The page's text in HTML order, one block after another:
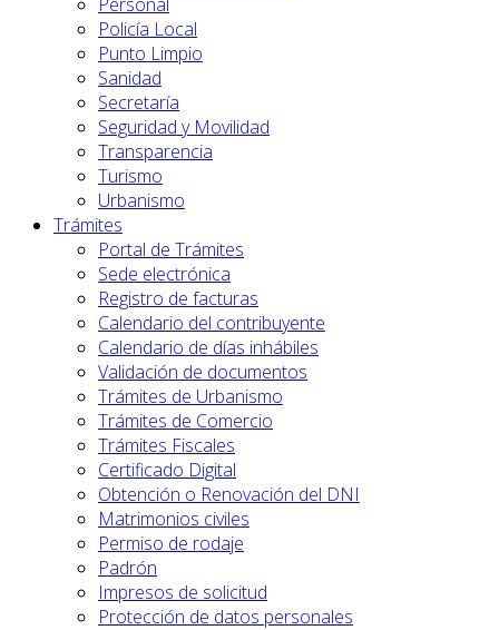
Policía Local
Punto Limpio
Sanidad
Secretaría
Seguridad y Movilidad
Transparencia
Turismo
Urbanismo
Trámites
Portal de Trámites
Sede electrónica
Registro de facturas
Calendario del contribuyente
Calendario de días inhábiles
Validación de documentos
Trámites de Urbanismo
Trámites de Comercio
Trámites Fiscales
Certificado Digital
Obtención o Renovación del DNI
Matrimonios civiles
Permiso de rodaje
Padrón
Impresos de solicitud
Protección de datos personales